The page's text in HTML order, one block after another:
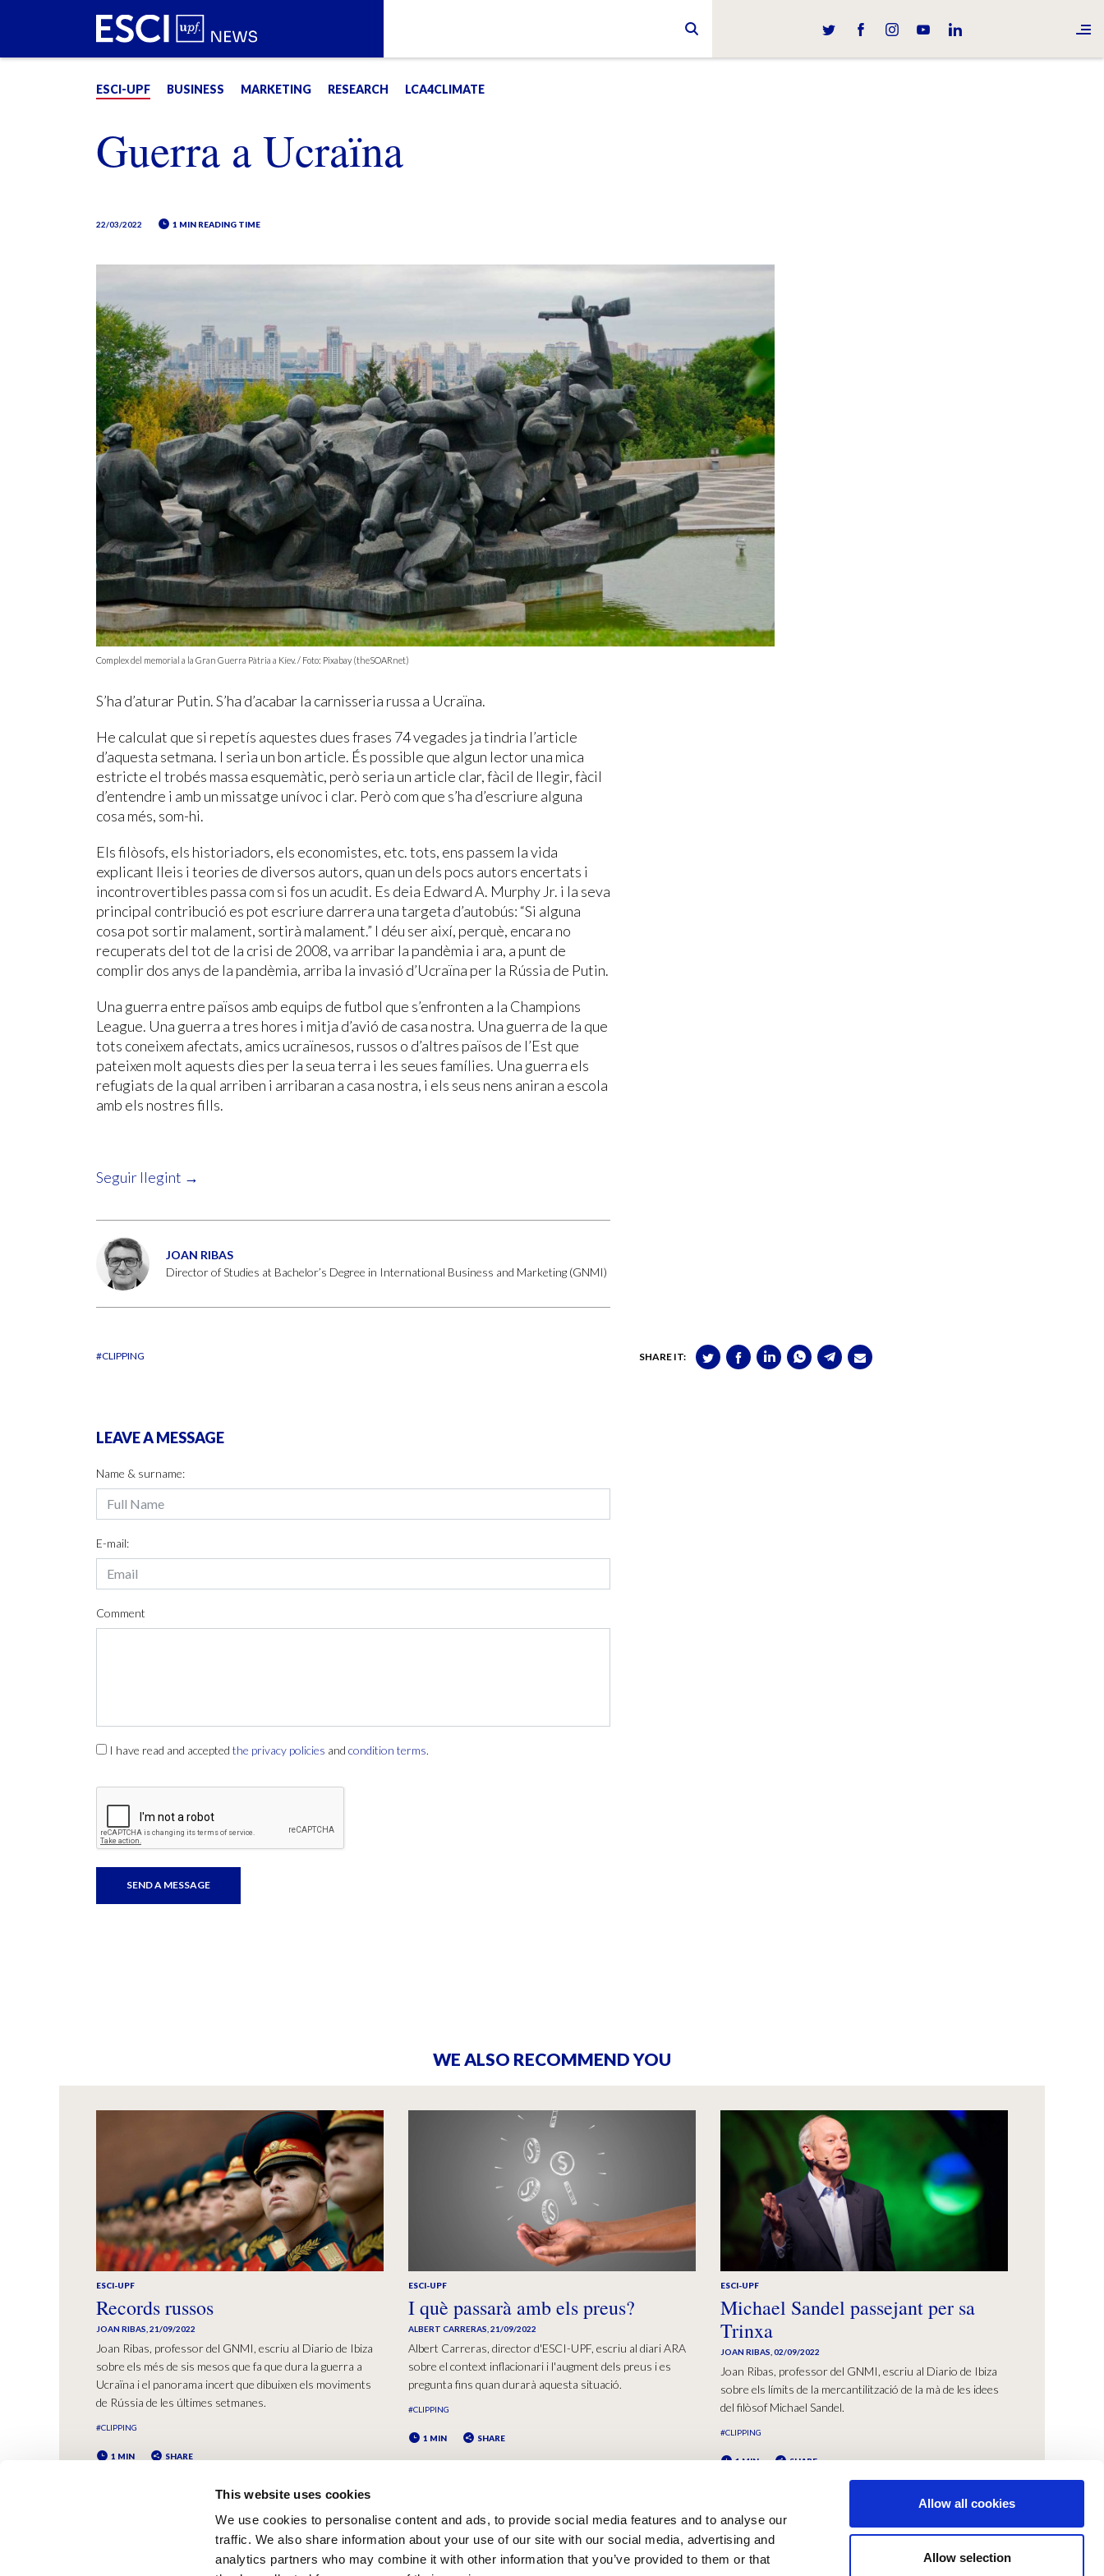
This website uses cookies
We use cookies to personalise content and ads, to provide social media features and to analyse our
traffic. We also share information about your use of our site with our social media, advertising and
analytics partners who may combine it with other information that you’ve provided to them or that
Allow all cookies
Allow selection
ESCI-UPF BUSINESS MARKETING RESEARCH LCA4CLIMATE
Guerra a Ucraïna
22/03/2022 1 MIN READING TIME
Complex del memorial a la Gran Guerra Pàtria a Kíev. / Foto: Pixabay (theSOARnet)
S’ha d’aturar Putin. S’ha d’acabar la carnisseria russa a Ucraïna.
He calculat que si repetís aquestes dues frases 74 vegades ja tindria l’article
d’aquesta setmana. I seria un bon article. És possible que algun lector una mica
estricte el trobés massa esquemàtic, però seria un article clar, fàcil de llegir, fàcil
d’entendre i amb un missatge unívoc i clar. Però com que s’ha d’escriure alguna
cosa més, som-hi.
Els filòsofs, els historiadors, els economistes, etc. tots, ens passem la vida
explicant lleis i teories de diversos autors, quan un dels pocs autors encertats i
incontrovertibles passa com si fos un acudit. Es deia Edward A. Murphy Jr. i la seva
principal contribució es pot escriure darrera una targeta d’autobús: “Si alguna
cosa pot sortir malament, sortirà malament.” I déu ser així, perquè, encara no
recuperats del tot de la crisi de 2008, va arribar la pandèmia i ara, a punt de
complir dos anys de la pandèmia, arriba la invasió d’Ucraïna per la Rússia de Putin.
Una guerra entre països amb equips de futbol que s’enfronten a la Champions
League. Una guerra a tres hores i mitja d’avió de casa nostra. Una guerra de la que
tots coneixem afectats, amics ucraïnesos, russos o d’altres països de l’Est que
pateixen molt aquests dies per la seua terra i les seues famílies. Una guerra els
refugiats de la qual arriben i arribaran a casa nostra, i els seus nens aniran a escola
amb els nostres fills.
Seguir llegint →
JOAN RIBAS
Director of Studies at Bachelor’s Degree in International Business and Marketing (GNMI)
#CLIPPING SHARE IT:
LEAVE A MESSAGE
Name & surname:
E-mail:
Comment
I have read and accepted the privacy policies and condition terms.
WE ALSO RECOMMEND YOU
ESCI-UPF
Records russos
JOAN RIBAS,21/09/2022
Joan Ribas, professor del GNMI, escriu al Diario de Ibiza
sobre els més de sis mesos que fa que dura la guerra a
Ucraïna i el panorama incert que dibuixen els moviments
de Rússia de les últimes setmanes.
#CLIPPING
1 MIN SHARE
ESCI-UPF
I què passarà amb els preus?
ALBERT CARRERAS,21/09/2022
Albert Carreras, director d'ESCI-UPF, escriu al diari ARA
sobre el context inflacionari i l'augment dels preus i es
pregunta fins quan durarà aquesta situació.
#CLIPPING
1 MIN SHARE
ESCI-UPF
Michael Sandel passejant per sa
Trinxa
JOAN RIBAS,02/09/2022
Joan Ribas, professor del GNMI, escriu al Diario de Ibiza
sobre els límits de la mercantilització de la mà de les idees
del filòsof Michael Sandel.
#CLIPPING
1 MIN SHARE